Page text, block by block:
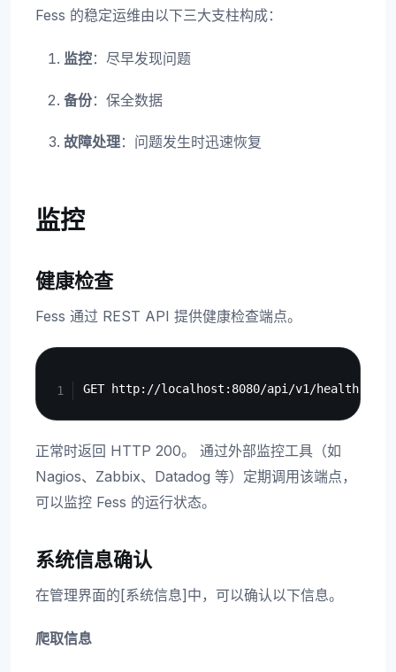
Fess 的稳定运维由以下三大支柱构成：
监控：尽早发现问题
备份：保全数据
故障处理：问题发生时迅速恢复
监控
健康检查
Fess 通过 REST API 提供健康检查端点。
正常时返回 HTTP 200。 通过外部监控工具（如
Nagios、Zabbix、Datadog 等）定期调用该端点，
可以监控 Fess 的运行状态。
系统信息确认
在管理界面的[系统信息]中，可以确认以下信息。
爬取信息